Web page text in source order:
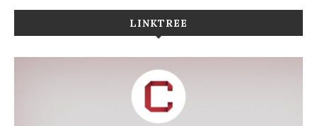
LINKTREE